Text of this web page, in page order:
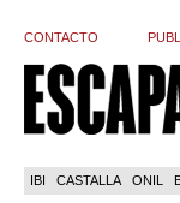
CONTACTO
IBI CASTALLA ONIL